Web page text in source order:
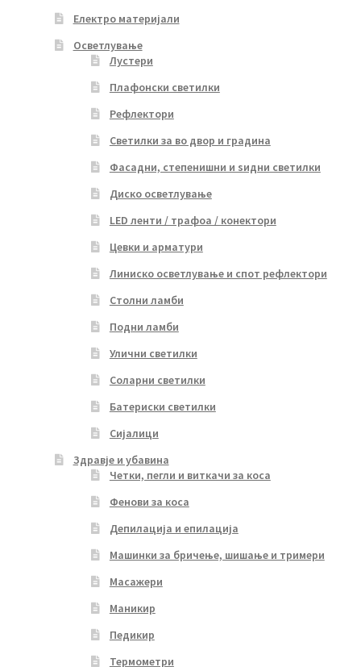
Електро материјали
Осветлување
Лустери
Плафонски светилки
Рефлектори
Светилки за во двор и градина
Фасадни, степенишни и ѕидни светилки
Диско осветлување
LED ленти / трафоа / конектори
Цевки и арматури
Линиско осветлување и спот рефлектори
Столни ламби
Подни ламби
Улични светилки
Соларни светилки
Батериски светилки
Сијалици
Здравје и убавина
Четки, пегли и виткачи за коса
Фенови за коса
Депилација и епилација
Машинки за бричење, шишање и тримери
Масажери
Маникир
Педикир
Термометри